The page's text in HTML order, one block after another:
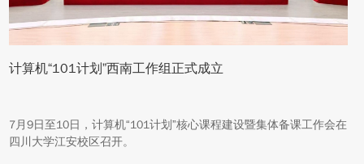
计算机“101计划”西南工作组正式成立
7月9日至10日，计算机“101计划”核心课程建设暨集体备课工作会在
四川大学江安校区召开。